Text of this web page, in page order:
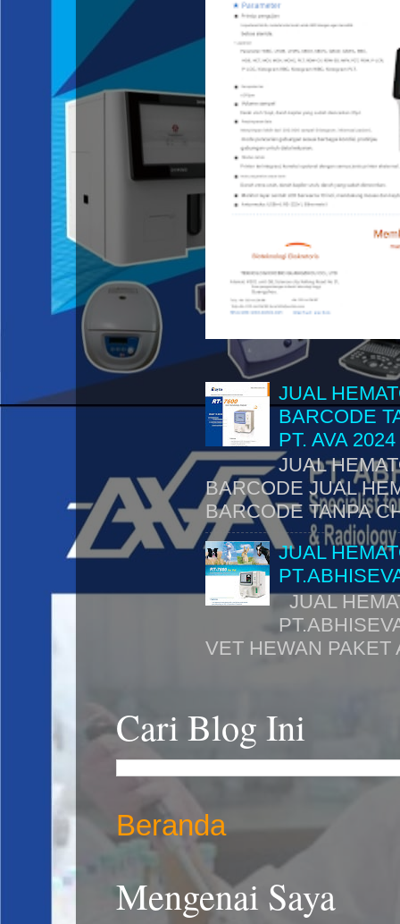
JUAL
BARCODE
PT. AVA 2024
JUAL
BARCODE JUAL
BARCODE TANPA
JUAL
JUAL
VET HEWAN PAKET
Cari Blog Ini
Beranda
Mengenai Saya